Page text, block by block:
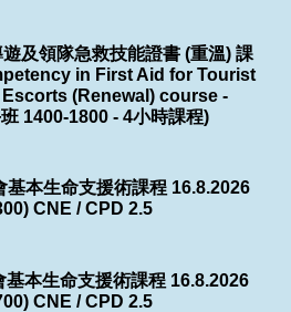
及領隊急救技能證書 (重溫) 課
in First Aid for Tourist
(Renewal) course -
1400-1800 - 4小時課程)
基本生命支援術課程 16.8.2026
CNE / CPD 2.5
基本生命支援術課程 16.8.2026
CNE / CPD 2.5